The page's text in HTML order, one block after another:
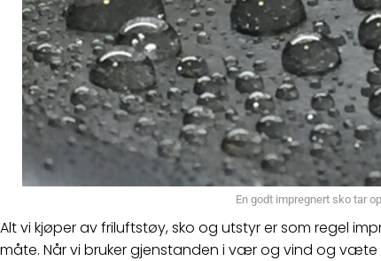
En godt impregnert sko tar
Alt vi kjøper av friluftstøy, sko og utstyr er som regel
måte. Når vi bruker gjenstanden i vær og vind og væte